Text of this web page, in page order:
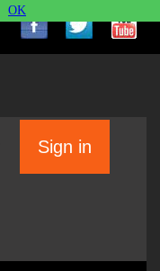
Sign in
OK